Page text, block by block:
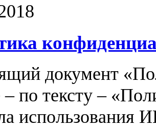
документ
– по тексту –
использования